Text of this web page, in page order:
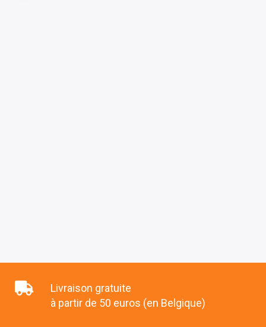
Livraison gratuite
à partir de 50 euros (en Belgique)